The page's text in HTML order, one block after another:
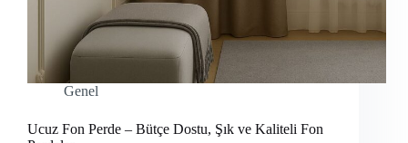
Genel
Ucuz Fon Perde – Bütçe Dostu, Şık ve Kaliteli Fon